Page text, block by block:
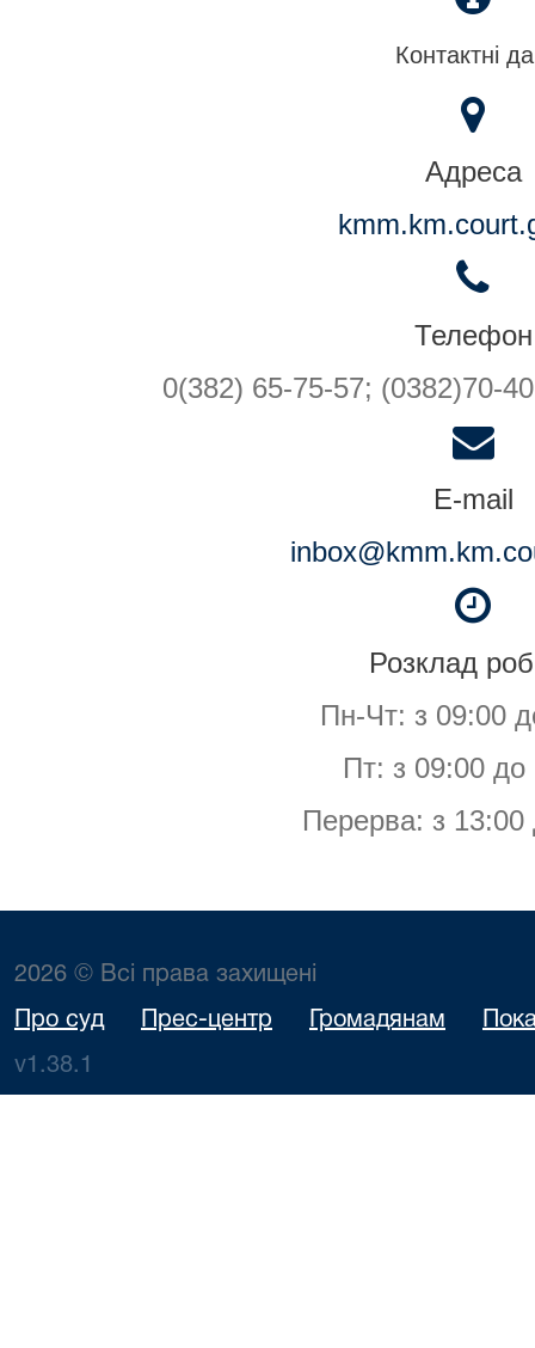
Контактні
Адреса
Телефон
0(382) 65-75-57; (0382)70-
E-mail
Розклад
Пн-Чт: з 09:00
Пт: з 09:00 до
Перерва: з 13:00
2026 © Всі права захищені
Про суд Прес-центр Громадянам
v1.38.1